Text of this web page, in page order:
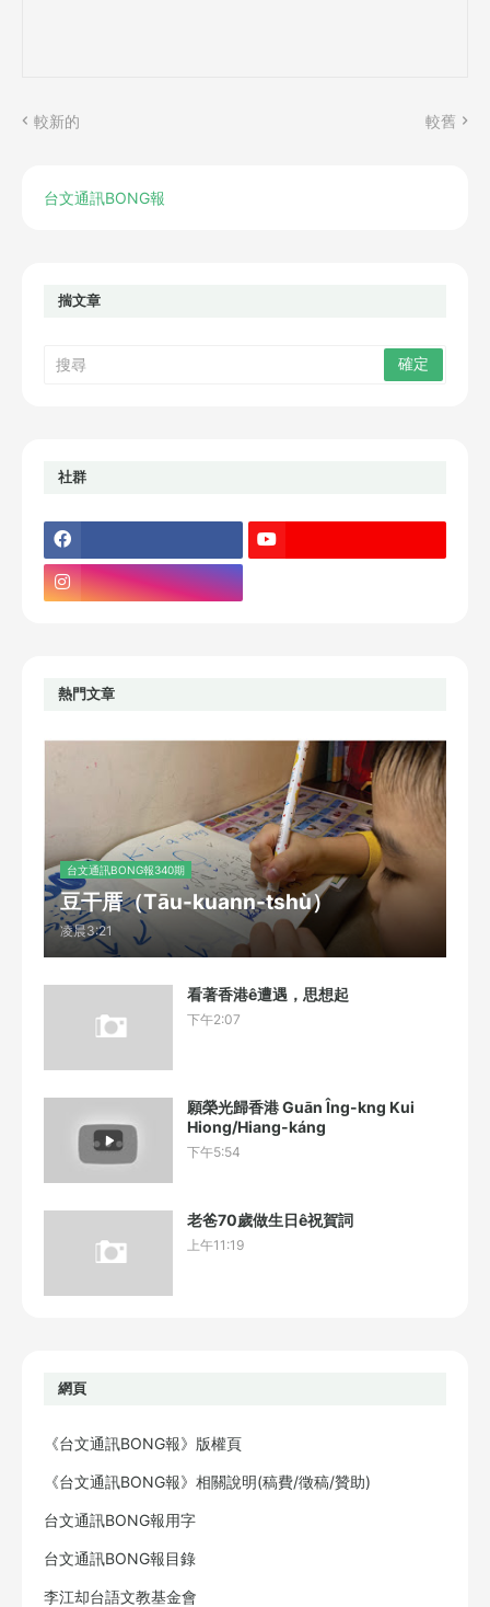
較新的 較舊
台文通訊BONG報
揣文章
社群
熱門文章
台文通訊BONG報340期
豆干厝（Tāu-kuann-tshù）
凌晨3:21
看著香港ê遭遇，思想起
下午2:07
願榮光歸香港 Guān Îng-kng Kui
Hiong/Hiang-káng
下午5:54
老爸70歲做生日ê祝賀詞
上午11:19
網頁
《台文通訊BONG報》版權頁
《台文通訊BONG報》相關說明(稿費/徵稿/贊助)
台文通訊BONG報用字
台文通訊BONG報目錄
李江却台語文教基金會